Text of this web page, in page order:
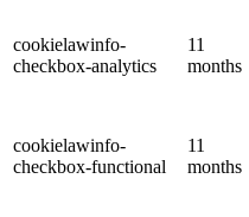
cookielawinfo-
checkbox-analytics
11
months
cookielawinfo-
checkbox-functional
11
months